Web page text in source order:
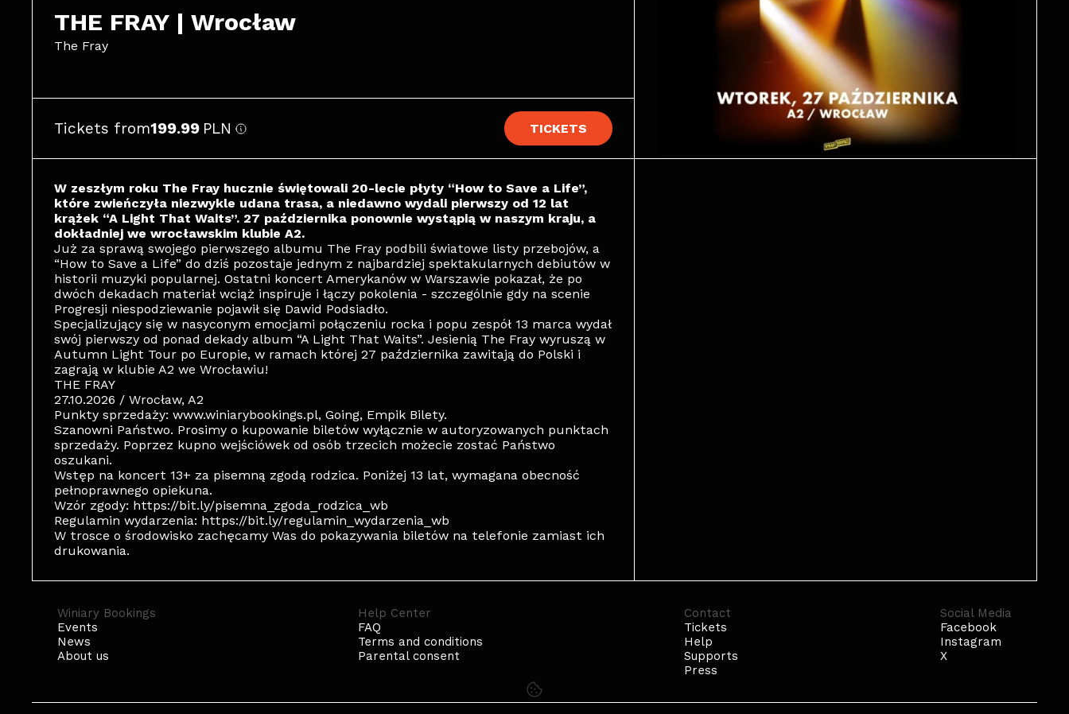
THE FRAY | Wrocław
The Fray
Tickets from199.99 PLN TICKETS
W zeszłym roku The Fray hucznie świętowali 20-lecie płyty “How to Save a Life”,
które zwieńczyła niezwykle udana trasa, a niedawno wydali pierwszy od 12 lat
krążek “A Light That Waits”. 27 października ponownie wystąpią w naszym kraju, a
dokładniej we wrocławskim klubie A2.
Już za sprawą swojego pierwszego albumu The Fray podbili światowe listy przebojów, a
“How to Save a Life” do dziś pozostaje jednym z najbardziej spektakularnych debiutów w
historii muzyki popularnej. Ostatni koncert Amerykanów w Warszawie pokazał, że po
dwóch dekadach materiał wciąż inspiruje i łączy pokolenia - szczególnie gdy na scenie
Progresji niespodziewanie pojawił się Dawid Podsiadło.
Specjalizujący się w nasyconym emocjami połączeniu rocka i popu zespół 13 marca wydał
swój pierwszy od ponad dekady album “A Light That Waits”. Jesienią The Fray wyruszą w
Autumn Light Tour po Europie, w ramach której 27 października zawitają do Polski i
zagrają w klubie A2 we Wrocławiu!
THE FRAY
27.10.2026 / Wrocław, A2
Punkty sprzedaży: www.winiarybookings.pl, Going, Empik Bilety.
Szanowni Państwo. Prosimy o kupowanie biletów wyłącznie w autoryzowanych punktach
sprzedaży. Poprzez kupno wejściówek od osób trzecich możecie zostać Państwo
oszukani.
Wstęp na koncert 13+ za pisemną zgodą rodzica. Poniżej 13 lat, wymagana obecność
pełnoprawnego opiekuna.
Wzór zgody: https://bit.ly/pisemna_zgoda_rodzica_wb
Regulamin wydarzenia: https://bit.ly/regulamin_wydarzenia_wb
W trosce o środowisko zachęcamy Was do pokazywania biletów na telefonie zamiast ich
drukowania.
Winiary Bookings
Events
News
About us
Help Center
FAQ
Terms and conditions
Parental consent
Contact
Tickets
Help
Supports
Press
Social Media
Facebook
Instagram
X